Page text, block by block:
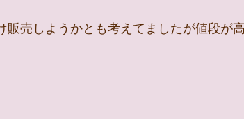
販売しようかとも考えてましたが値段が